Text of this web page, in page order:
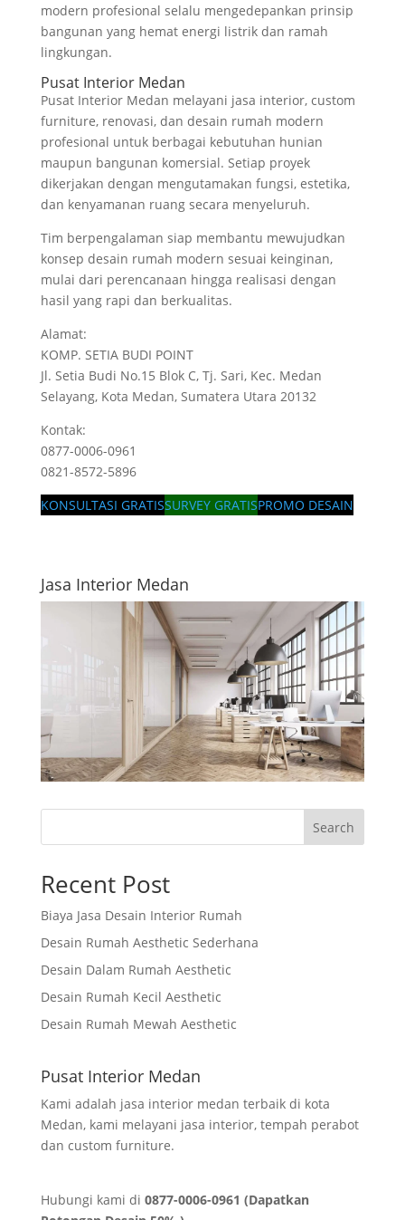
modern profesional selalu mengedepankan prinsip
bangunan yang hemat energi listrik dan ramah
lingkungan.
Pusat Interior Medan
Pusat Interior Medan melayani jasa interior, custom
furniture, renovasi, dan desain rumah modern
profesional untuk berbagai kebutuhan hunian
maupun bangunan komersial. Setiap proyek
dikerjakan dengan mengutamakan fungsi, estetika,
dan kenyamanan ruang secara menyeluruh.
Tim berpengalaman siap membantu mewujudkan
konsep desain rumah modern sesuai keinginan,
mulai dari perencanaan hingga realisasi dengan
hasil yang rapi dan berkualitas.
Alamat:
KOMP. SETIA BUDI POINT
Jl. Setia Budi No.15 Blok C, Tj. Sari, Kec. Medan
Selayang, Kota Medan, Sumatera Utara 20132
Kontak:
0877-0006-0961
0821-8572-5896
KONSULTASI GRATISSURVEY GRATISPROMO DESAIN
Jasa Interior Medan
Search
Recent Post
Biaya Jasa Desain Interior Rumah
Desain Rumah Aesthetic Sederhana
Desain Dalam Rumah Aesthetic
Desain Rumah Kecil Aesthetic
Desain Rumah Mewah Aesthetic
Pusat Interior Medan
Kami adalah jasa interior medan terbaik di kota
Medan, kami melayani jasa interior, tempah perabot
dan custom furniture.
Hubungi kami di 0877-0006-0961 (Dapatkan